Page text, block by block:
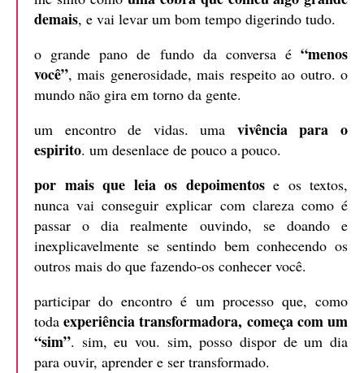
demais, e vai levar um bom tempo digerindo tudo.
o grande pano de fundo da conversa é“menos
você”, mais generosidade, mais respeito ao outro. o
mundo não gira em torno da gente.
um encontro de vidas. uma vivência para o
espirito. um desenlace de pouco a pouco.
por mais que leia os depoimentose os textos,
nunca vai conseguir explicar com clareza como é
passar o dia realmente ouvindo, se doando e
inexplicavelmente se sentindo bem conhecendo os
outros mais do que fazendo-os conhecer você.
participar do encontro é um processo que, como
toda experiência transformadora, começa com um
“sim”. sim, eu vou. sim, posso dispor de um dia
para ouvir, aprender e ser transformado.